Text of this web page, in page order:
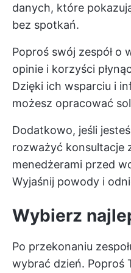
danych, które
bez spotkań.
Poproś swój zespół o
opinie i korzyści
Dzięki ich wsparciu i
możesz opracować
Dodatkowo, jeśli
rozważyć konsultacje
menedżerami przed
Wyjaśnij powody i
Wybierz
Po przekonaniu
wybrać dzień. Poproś